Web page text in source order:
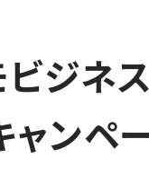
ビジネ
ンペ